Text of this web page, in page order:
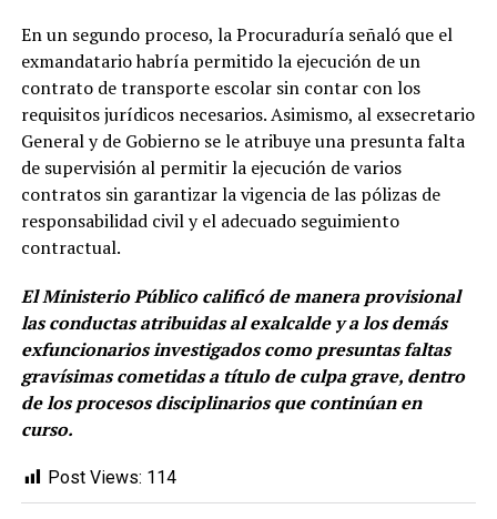
En un segundo proceso, la Procuraduría señaló que el
exmandatario habría permitido la ejecución de un
contrato de transporte escolar sin contar con los
requisitos jurídicos necesarios. Asimismo, al exsecretario
General y de Gobierno se le atribuye una presunta falta
de supervisión al permitir la ejecución de varios
contratos sin garantizar la vigencia de las pólizas de
responsabilidad civil y el adecuado seguimiento
contractual.
El Ministerio Público calificó de manera provisional
las conductas atribuidas al exalcalde y a los demás
exfuncionarios investigados como presuntas faltas
gravísimas cometidas a título de culpa grave, dentro
de los procesos disciplinarios que continúan en
curso.
Post Views: 114